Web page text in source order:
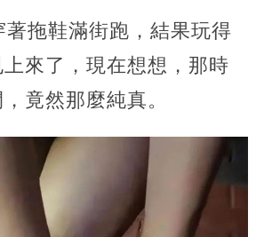
著拖鞋滿街跑，結果玩得
來了，現在想想，那時
竟然那麼純真。